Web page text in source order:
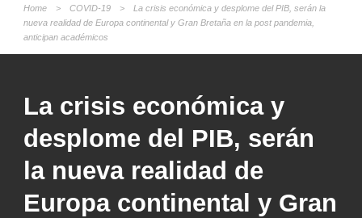
Home > COVID-19 >
La crisis económica y desplome del PIB, serán la
nueva realidad de Europa continental y Gran Bretaña en la post pandemia,
anticipan académicos
La crisis económica y
desplome del PIB, serán
la nueva realidad de
Europa continental y Gran